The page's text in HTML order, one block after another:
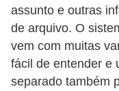
assunto e outras
de arquivo. O
vem com muitas
fácil de entender e
separado também